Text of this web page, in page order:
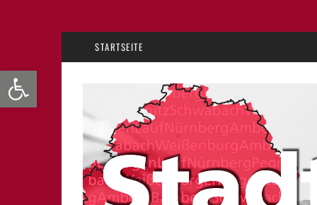
Werkzeugleiste öffnen
STARTSEITE